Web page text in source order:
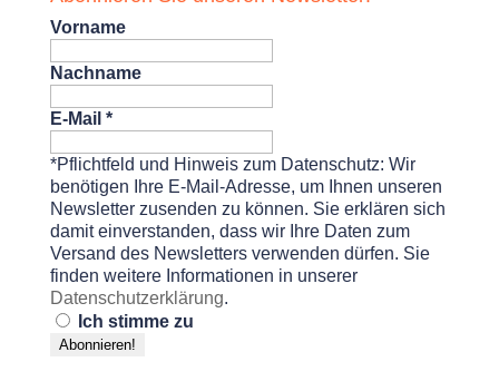
Vorname
Nachname
E-Mail *
*Pflichtfeld und Hinweis zum Datenschutz: Wir
benötigen Ihre E-Mail-Adresse, um Ihnen unseren
Newsletter zusenden zu können. Sie erklären sich
damit einverstanden, dass wir Ihre Daten zum
Versand des Newsletters verwenden dürfen. Sie
finden weitere Informationen in unserer
Datenschutzerklärung.
Ich stimme zu